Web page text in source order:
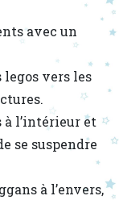
avec un
legos vers les
l’intérieur et
se suspendre
à l’envers,